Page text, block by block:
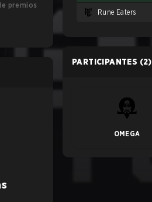
premios
Rune Eaters
PARTICIPANTES (2)
OMEGA